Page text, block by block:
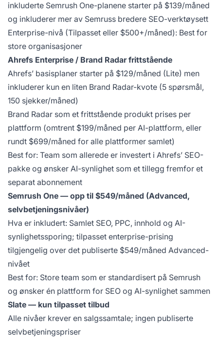
inkluderte Semrush One-planene starter på $139/måned
og inkluderer mer av Semruss bredere SEO-verktøysett
Enterprise-nivå (Tilpasset eller $500+/måned): Best for
store organisasjoner
Ahrefs Enterprise / Brand Radar frittstående
Ahrefs’ basisplaner starter på $129/måned (Lite) men
inkluderer kun en liten Brand Radar-kvote (5 spørsmål,
150 sjekker/måned)
Brand Radar som et frittstående produkt prises per
plattform (omtrent $199/måned per AI-plattform, eller
rundt $699/måned for alle plattformer samlet)
Best for: Team som allerede er investert i Ahrefs’ SEO-
pakke og ønsker AI-synlighet som et tillegg fremfor et
separat abonnement
Semrush One — opp til $549/måned (Advanced,
selvbetjeningsnivåer)
Hva er inkludert: Samlet SEO, PPC, innhold og AI-
synlighetssporing; tilpasset enterprise-prising
tilgjengelig over det publiserte $549/måned Advanced-
nivået
Best for: Store team som er standardisert på Semrush
og ønsker én plattform for SEO og AI-synlighet sammen
Slate — kun tilpasset tilbud
Alle nivåer krever en salgssamtale; ingen publiserte
selvbetjeningspriser